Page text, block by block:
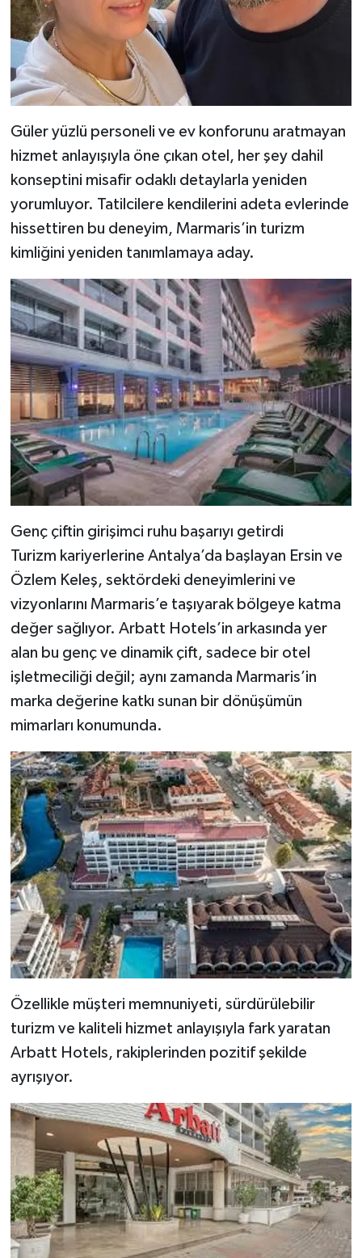
Güler yüzlü personeli ve ev konforunu aratmayan
hizmet anlayışıyla öne çıkan otel, her şey dahil
konseptini misafir odaklı detaylarla yeniden
yorumluyor. Tatilcilere kendilerini adeta evlerinde
hissettiren bu deneyim, Marmaris’in turizm
kimliğini yeniden tanımlamaya aday.
Genç çiftin girişimci ruhu başarıyı getirdi
Turizm kariyerlerine Antalya’da başlayan Ersin ve
Özlem Keleş, sektördeki deneyimlerini ve
vizyonlarını Marmaris’e taşıyarak bölgeye katma
değer sağlıyor. Arbatt Hotels’in arkasında yer
alan bu genç ve dinamik çift, sadece bir otel
işletmeciliği değil; aynı zamanda Marmaris’in
marka değerine katkı sunan bir dönüşümün
mimarları konumunda.
Özellikle müşteri memnuniyeti, sürdürülebilir
turizm ve kaliteli hizmet anlayışıyla fark yaratan
Arbatt Hotels, rakiplerinden pozitif şekilde
ayrışıyor.